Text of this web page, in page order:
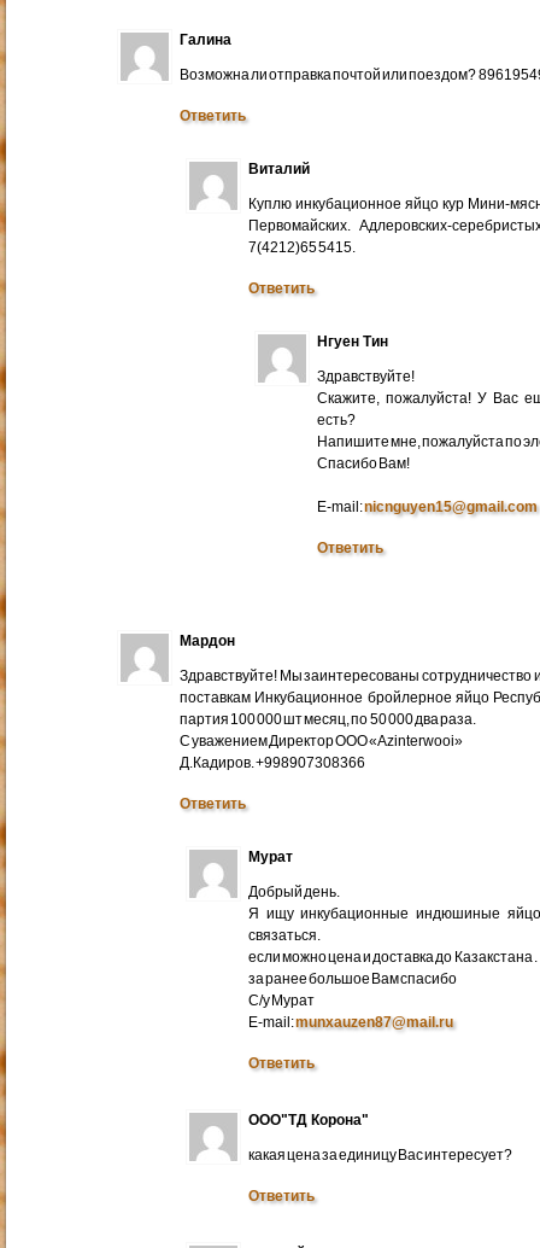
Галина
Возможна ли отправка почтой или поездом?
Ответить
Виталий
Куплю инкубационное яйцо кур Мини-
Первомайских. Адлеровских-
7(4212)65 5415.
Ответить
Нгуен Тин
Здравствуйте!
Скажите, пожалуйста! У Вас
есть?
Напишите мне, пожалуйста по
Cпасибо Вам!
E-mail:nicnguyen15@gmail.com
Ответить
Мардон
Здравствуйте! Мы заинтересованы сотрудничество
поставкам Инкубационное бройлерное яйцо
партия 100 000 шт месяц, по 50 000 два раза.
С уважением Директор ООО «Azinterwooi»
Д.Кадиров. +998907308366
Ответить
Мурат
Добрый день.
Я ищу инкубационные индюшиные
связаться.
если можно цена и доставка до Казакстана .
за ранее большое Вам спасибо
С/у Мурат
E-mail:munxauzen87@mail.ru
Ответить
ООО"ТД Корона"
какая цена за единицу Вас интересует?
Ответить